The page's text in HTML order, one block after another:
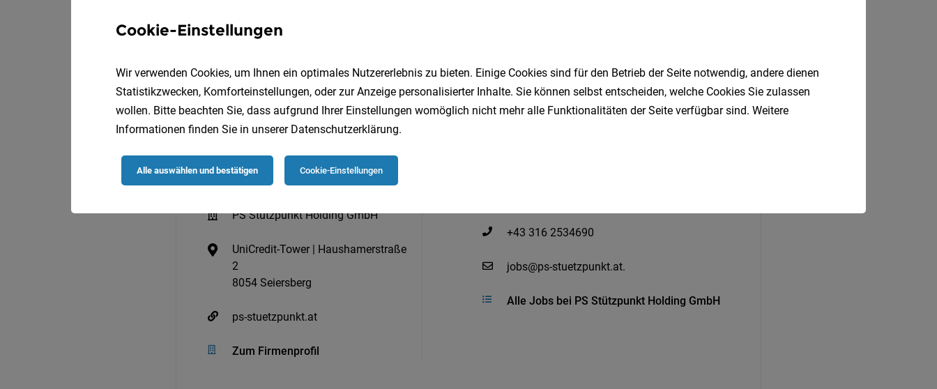
PS Stützpunkt Holding GmbH
UniCredit-Tower | Haushamerstraße
2
8054 Seiersberg
ps-stuetzpunkt.at
Zum Firmenprofil
+43 316 2534690
jobs@ps-stuetzpunkt.at.
Alle Jobs bei PS Stützpunkt Holding GmbH
Cookie-Einstellungen
Wir verwenden Cookies, um Ihnen ein optimales Nutzererlebnis zu bieten. Einige Cookies sind für den Betrieb der Seite notwendig, andere dienen
Statistikzwecken, Komforteinstellungen, oder zur Anzeige personalisierter Inhalte. Sie können selbst entscheiden, welche Cookies Sie zulassen
wollen. Bitte beachten Sie, dass aufgrund Ihrer Einstellungen womöglich nicht mehr alle Funktionalitäten der Seite verfügbar sind. Weitere
Informationen finden Sie in unserer Datenschutzerklärung.
Alle auswählen und bestätigen Cookie-Einstellungen